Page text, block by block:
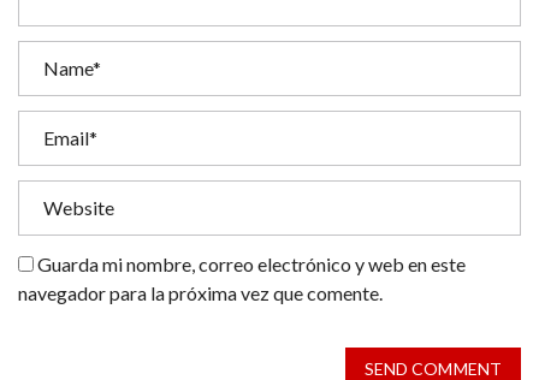
Guarda mi nombre, correo electrónico y web en este
navegador para la próxima vez que comente.
SEND COMMENT